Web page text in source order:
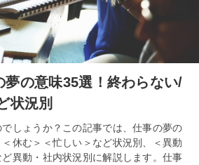
夢の意味35選！終わらない/
状況別
しょうか？この記事では、仕事の夢の
休む＞＜忙しい＞など状況別、＜異動
異動・社内状況別に解説します。仕事